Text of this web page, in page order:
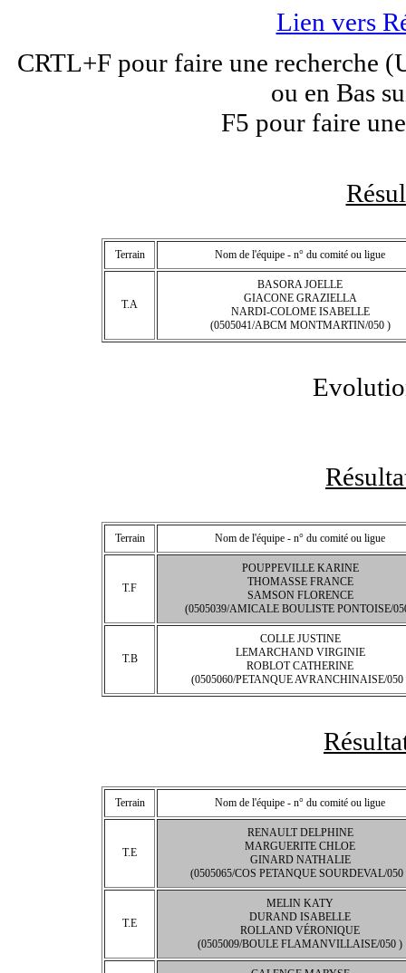
Lien vers
CRTL+F pour faire une recherche
ou en Bas
F5 pour faire
Terrain Nom de l'équipe - n° du comité ou ligue
T.A
BASORA JOELLE
GIACONE GRAZIELLA
NARDI-COLOME ISABELLE
(0505041/ABCM MONTMARTIN/050 )
Terrain Nom de l'équipe - n° du comité ou ligue
T.F
POUPPEVILLE KARINE
THOMASSE FRANCE
SAMSON FLORENCE
(0505039/AMICALE BOULISTE PONTOISE/
T.B
COLLE JUSTINE
LEMARCHAND VIRGINIE
ROBLOT CATHERINE
(0505060/PETANQUE AVRANCHINAISE/050
Terrain Nom de l'équipe - n° du comité ou ligue
T.E
RENAULT DELPHINE
MARGUERITE CHLOE
GINARD NATHALIE
(0505065/COS PETANQUE SOURDEVAL/050
T.E
MELIN KATY
DURAND ISABELLE
ROLLAND VÉRONIQUE
(0505009/BOULE FLAMANVILLAISE/050 )